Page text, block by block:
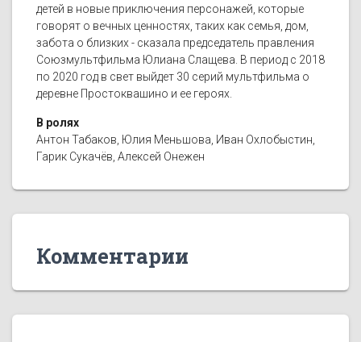
детей в новые приключения персонажей, которые
говорят о вечных ценностях, таких как семья, дом,
забота о близких - сказала председатель правления
Союзмультфильма Юлиана Слащева. В период с 2018
по 2020 год в свет выйдет 30 серий мультфильма о
деревне Простоквашино и ее героях.
В ролях
Антон Табаков, Юлия Меньшова, Иван Охлобыстин,
Гарик Сукачёв, Алексей Онежен
Комментарии